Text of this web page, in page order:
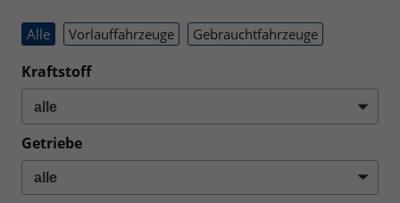
Alle Vorlauffahrzeuge Gebrauchtfahrzeuge
Kraftstoff
Getriebe